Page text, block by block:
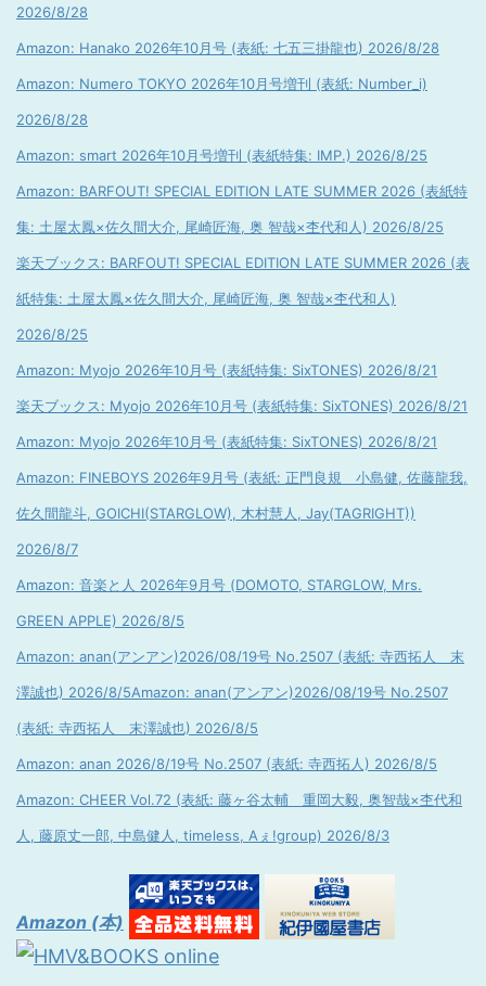
2026/8/28
Amazon: Hanako 2026年10月号 (表紙: 七五三掛龍也) 2026/8/28
Amazon: Numero TOKYO 2026年10月号増刊 (表紙: Number_i)
2026/8/28
Amazon: smart 2026年10月号増刊 (表紙特集: IMP.) 2026/8/25
Amazon: BARFOUT! SPECIAL EDITION LATE SUMMER 2026 (表紙特
集: 土屋太鳳×佐久間大介, 尾崎匠海, 奥 智哉×杢代和人) 2026/8/25
楽天ブックス: BARFOUT! SPECIAL EDITION LATE SUMMER 2026 (表
紙特集: 土屋太鳳×佐久間大介, 尾崎匠海, 奥 智哉×杢代和人)
2026/8/25
Amazon: Myojo 2026年10月号 (表紙特集: SixTONES) 2026/8/21
楽天ブックス: Myojo 2026年10月号 (表紙特集: SixTONES) 2026/8/21
Amazon: Myojo 2026年10月号 (表紙特集: SixTONES) 2026/8/21
Amazon: FINEBOYS 2026年9月号 (表紙: 正門良規 小島健, 佐藤龍我,
佐久間龍斗, GOICHI(STARGLOW), 木村慧人, Jay(TAGRIGHT))
2026/8/7
Amazon: 音楽と人 2026年9月号 (DOMOTO, STARGLOW, Mrs.
GREEN APPLE) 2026/8/5
Amazon: anan(アンアン)2026/08/19号 No.2507 (表紙: 寺西拓人 末
澤誠也) 2026/8/5Amazon: anan(アンアン)2026/08/19号 No.2507
(表紙: 寺西拓人 末澤誠也) 2026/8/5
Amazon: anan 2026/8/19号 No.2507 (表紙: 寺西拓人) 2026/8/5
Amazon: CHEER Vol.72 (表紙: 藤ヶ谷太輔 重岡大毅, 奥智哉×杢代和
人, 藤原丈一郎, 中島健人, timeless, Aぇ!group) 2026/8/3
Amazon (本)